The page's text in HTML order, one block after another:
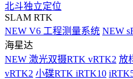
北斗独立定位
SLAM RTK
NEW V6 工程测量系统 NEW
海星达
NEW 激光双摄RTK vRTK2 放
vRTK2 小碟RTK iRTK10